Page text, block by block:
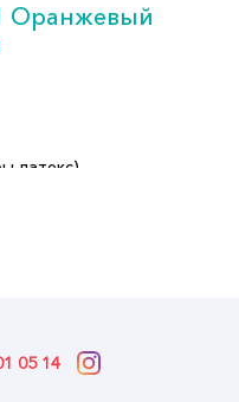
Оранжевый
латекс)
латекс)
05 14